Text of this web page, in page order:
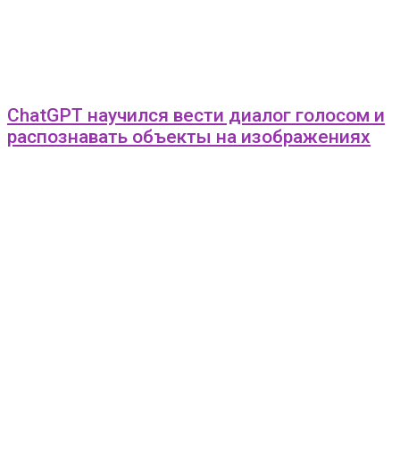
ChatGPT научился вести диалог голосом и
распознавать объекты на изображениях